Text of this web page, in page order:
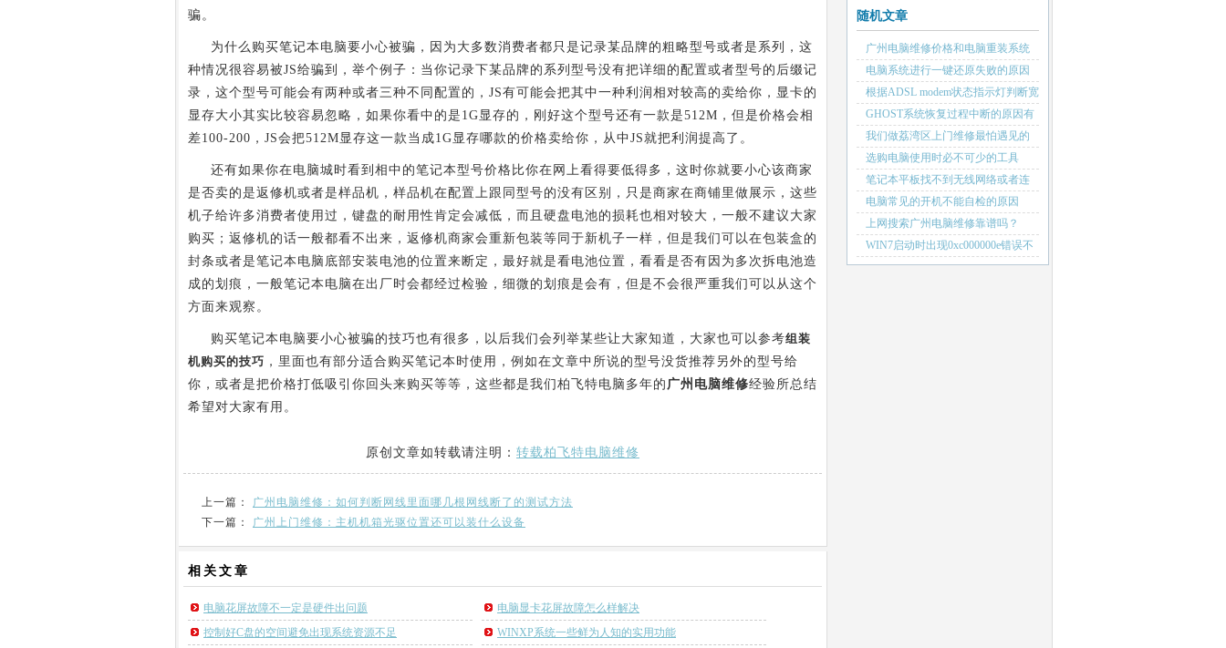
骗。
为什么购买笔记本电脑要小心被骗，因为大多数消费者都只是记录某品牌的粗略型号或者是系列，这
种情况很容易被JS给骗到，举个例子：当你记录下某品牌的系列型号没有把详细的配置或者型号的后缀记
录，这个型号可能会有两种或者三种不同配置的，JS有可能会把其中一种利润相对较高的卖给你，显卡的
显存大小其实比较容易忽略，如果你看中的是1G显存的，刚好这个型号还有一款是512M，但是价格会相
差100-200，JS会把512M显存这一款当成1G显存哪款的价格卖给你，从中JS就把利润提高了。
还有如果你在电脑城时看到相中的笔记本型号价格比你在网上看得要低得多，这时你就要小心该商家
是否卖的是返修机或者是样品机，样品机在配置上跟同型号的没有区别，只是商家在商铺里做展示，这些
机子给许多消费者使用过，键盘的耐用性肯定会减低，而且硬盘电池的损耗也相对较大，一般不建议大家
购买；返修机的话一般都看不出来，返修机商家会重新包装等同于新机子一样，但是我们可以在包装盒的
封条或者是笔记本电脑底部安装电池的位置来断定，最好就是看电池位置，看看是否有因为多次拆电池造
成的划痕，一般笔记本电脑在出厂时会都经过检验，细微的划痕是会有，但是不会很严重我们可以从这个
方面来观察。
购买笔记本电脑要小心被骗的技巧也有很多，以后我们会列举某些让大家知道，大家也可以参考组装
机购买的技巧 ，里面也有部分适合购买笔记本时使用，例如在文章中所说的型号没货推荐另外的型号给
你，或者是把价格打低吸引你回头来购买等等，这些都是我们柏飞特电脑多年的 广州电脑维修经验所总结
希望对大家有用。
原创文章如转载请注明： 转载柏飞特电脑维修
上一篇： 广州电脑维修：如何判断网线里面哪几根网线断了的测试方法
下一篇： 广州上门维修：主机机箱光驱位置还可以装什么设备
相关 文章
电脑花屏故障不一定是硬件出问题
电脑显卡花屏故障怎么样解决
控制好C盘的空间避免出现系统资源不足
WINXP系统一些鲜为人知的实用功能
随机文章
广州电脑维修价格和电脑重装系统
价格如何
电脑系统进行一键还原失败的原因
有哪些
根据ADSL modem状态指示灯判断宽
带故障
GHOST系统恢复过程中断的原因有
哪些
我们做荔湾区上门维修最怕遇见的
情况
选购电脑使用时必不可少的工具
——键盘
笔记本平板找不到无线网络或者连
接不了的解决思路
电脑常见的开机不能自检的原因
上网搜索广州电脑维修靠谱吗？
WIN7启动时出现0xc000000e错误不
用重装也可以解决